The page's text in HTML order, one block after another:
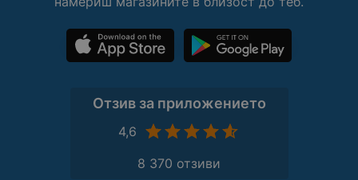
Отзив за приложението
4,6
8 370 отзиви